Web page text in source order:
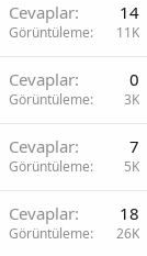
Cevaplar 14
Görüntüleme 11K
Cevaplar 0
Görüntüleme 3K
Cevaplar 7
Görüntüleme 5K
Cevaplar 18
Görüntüleme 26K